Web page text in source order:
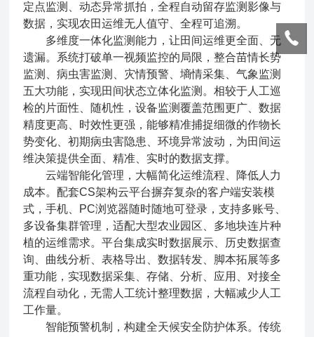
定点监测、动态异常抓拍，全程自动留存监测影像与
数据，实现农田运维无人值守、全程可追溯。
多维度一体化监测能力，让田间运维更全面、无
遗漏。系统打破单一视频监控的局限，整合苗情长势
监测、病虫害监测、灾情预警、墒情采集、气象监测
五大功能，实现田间状态立体化监测。相较于人工巡
检的片面性、随机性，设备监测覆盖范围更广、数据
精度更高、时效性更强，能够精准捕捉细微的作物长
势变化、初期病虫害隐患、环境异常波动，为田间运
维决策提供全面、精准、实时的数据支撑。
云端智能化管理，大幅简化运维流程、降低人力
成本。配套CS架构云平台摒弃复杂的客户端安装模
式，手机、PC浏览器随时随地可登录，支持多账号、
多设备集群管理，适配大型农业园区、多地块连片种
植的运维需求。平台集成实时数据展示、历史数据查
询、曲线分析、表格导出、数据转发、脚本拓展等多
重功能，实现数据采集、存储、分析、应用、对接全
流程自动化，无需人工统计整理数据，大幅减少人工
工作量。
智能预警机制，构建全天候安全防护体系。传统